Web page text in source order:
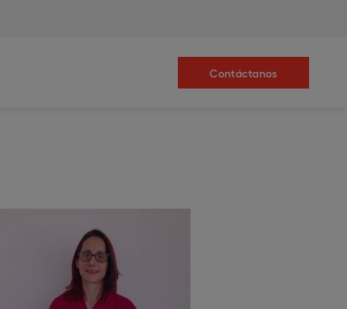
Contáctanos